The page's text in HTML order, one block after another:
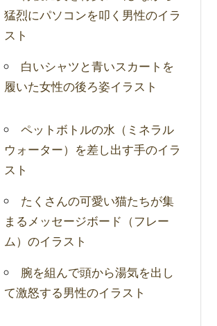
猛烈にパソコンを叩く男性のイラ
スト
白いシャツと青いスカートを
履いた女性の後ろ姿イラスト
ペットボトルの水（ミネラル
ウォーター）を差し出す手のイラ
スト
たくさんの可愛い猫たちが集
まるメッセージボード（フレー
ム）のイラスト
腕を組んで頭から湯気を出し
て激怒する男性のイラスト